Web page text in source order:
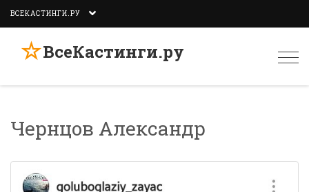
ВСЕКАСТИНГИ.РУ
☆ВсеКастинги.ру
Чернцов Александр